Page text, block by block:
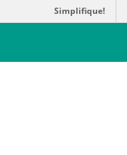
Simplifique!